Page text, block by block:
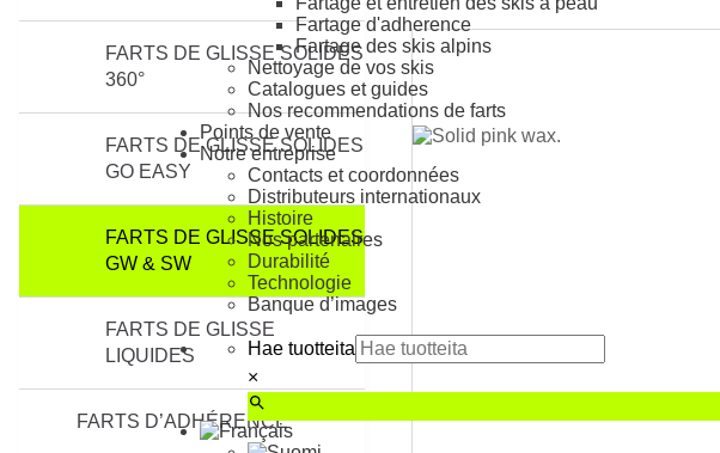
Fartage d'adherence
Fartage des skis alpins
Nettoyage de vos skis
Catalogues et guides
Nos recommendations de farts
Points de vente
Notre entreprise
Contacts et coordonnées
Distributeurs internationaux
Histoire
Nos partenaires
Durabilité
Technologie
Banque d’images
Hae tuotteita
×
FARTS DE GLISSE SOLIDES
360°
FARTS DE GLISSE SOLIDES
GO EASY
FARTS DE GLISSE SOLIDES
GW & SW
FARTS DE GLISSE
LIQUIDES
FARTS D’ADHÉRENCE